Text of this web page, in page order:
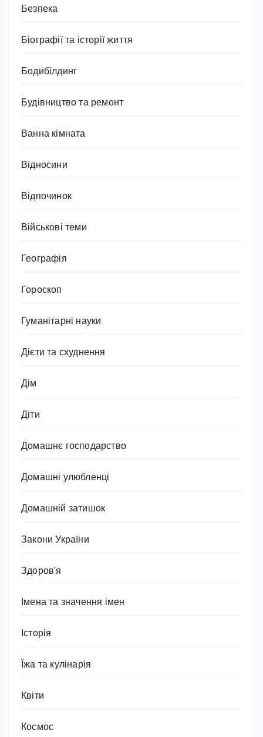
Безпека
Біографії та історії життя
Бодибілдинг
Будівництво та ремонт
Ванна кімната
Відносини
Відпочинок
Військові теми
Географія
Гороскоп
Гуманітарні науки
Дієти та схуднення
Дім
Діти
Домашнє господарство
Домашні улюбленці
Домашній затишок
Закони України
Здоров'я
Імена та значення імен
Історія
Їжа та кулінарія
Квіти
Космос